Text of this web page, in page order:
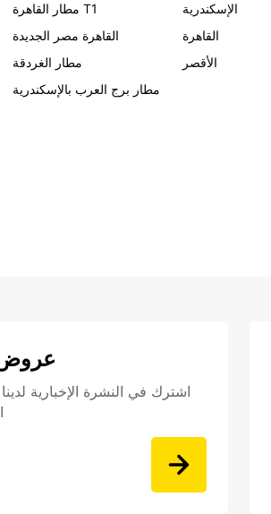
مطار القاهرة T1
القاهرة مصر الجديدة
مطار الغردقة
مطار برج العرب بالإسكندرية
الإسكندرية
القاهرة
الأقصر
اشترك في النشرة الإخبارية